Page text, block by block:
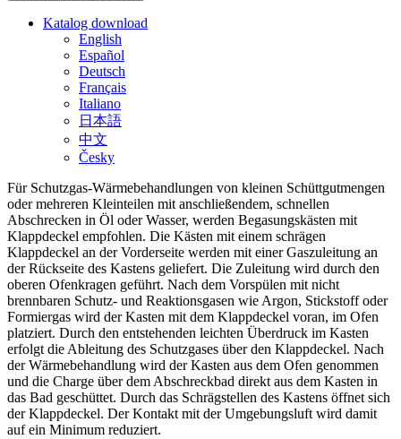
Katalog download
English
Español
Deutsch
Français
Italiano
日本語
中文
Česky
Für Schutzgas-Wärmebehandlungen von kleinen Schüttgutmengen
oder mehreren Kleinteilen mit anschließendem, schnellen
Abschrecken in Öl oder Wasser, werden Begasungskästen mit
Klappdeckel empfohlen. Die Kästen mit einem schrägen
Klappdeckel an der Vorderseite werden mit einer Gaszuleitung an
der Rückseite des Kastens geliefert. Die Zuleitung wird durch den
oberen Ofenkragen geführt. Nach dem Vorspülen mit nicht
brennbaren Schutz- und Reaktionsgasen wie Argon, Stickstoff oder
Formiergas wird der Kasten mit dem Klappdeckel voran, im Ofen
platziert. Durch den entstehenden leichten Überdruck im Kasten
erfolgt die Ableitung des Schutzgases über den Klappdeckel. Nach
der Wärmebehandlung wird der Kasten aus dem Ofen genommen
und die Charge über dem Abschreckbad direkt aus dem Kasten in
das Bad geschüttet. Durch das Schrägstellen des Kastens öffnet sich
der Klappdeckel. Der Kontakt mit der Umgebungsluft wird damit
auf ein Minimum reduziert.